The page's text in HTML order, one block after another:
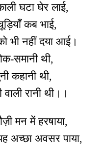
घटा घेर लाई,
कब भाई,
भी नहीं दया आई।
समानी थी,
कहानी थी,
रानी थी।।
मन में हरषाया,
अच्छा अवसर पाया,